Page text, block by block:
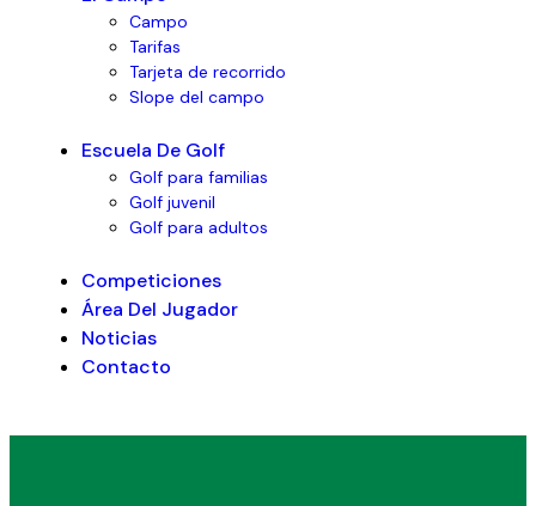
Campo
Tarifas
Tarjeta de recorrido
Slope del campo
Escuela De Golf
Golf para familias
Golf juvenil
Golf para adultos
Competiciones
Área Del Jugador
Noticias
Contacto